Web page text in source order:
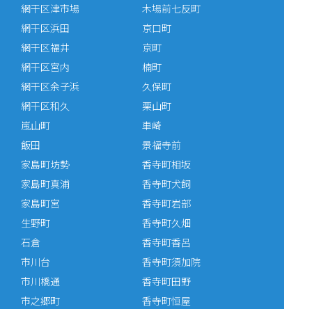
網干区津市場
網干区浜田
網干区福井
網干区宮内
網干区余子浜
網干区和久
嵐山町
飯田
家島町坊勢
家島町真浦
家島町宮
生野町
石倉
市川台
市川橋通
市之郷町
木場前七反町
京口町
京町
楠町
久保町
栗山町
車崎
景福寺前
香寺町相坂
香寺町犬飼
香寺町岩部
香寺町久畑
香寺町香呂
香寺町須加院
香寺町田野
香寺町恒屋